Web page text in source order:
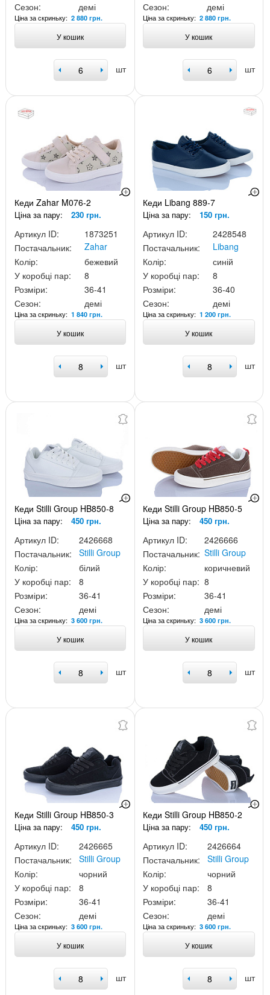
Сезон:
демі
Ціна за скриньку: 2 880 грн.
У кошик
шт
Сезон:
демі
Ціна за скриньку:2 880 грн.
У кошик
шт
Кеди Zahar M076-2
Ціна за пару: 230 грн.
Артикул ID:
1873251
Постачальник:
Zahar
Колір:
бежевий
У коробці пар:
8
Розміри:
36-41
Сезон:
демі
Ціна за скриньку: 1 840 грн.
У кошик
шт
Кеди Libang 889-7
Ціна за пару: 150 грн.
Артикул ID:
2428548
Постачальник:
Libang
Колір:
синій
У коробці пар:
8
Розміри:
36-40
Сезон:
демі
Ціна за скриньку:1 200 грн.
У кошик
шт
Кеди Stilli Group HB850-8
Ціна за пару: 450 грн.
Артикул ID:
2426668
Постачальник:
Stilli Group
Колір:
білий
У коробці пар:
8
Розміри:
36-41
Сезон:
демі
Ціна за скриньку: 3 600 грн.
У кошик
шт
Кеди Stilli Group HB850-5
Ціна за пару: 450 грн.
Артикул ID:
2426666
Постачальник: Stilli Group
Колір:
коричневий
У коробці пар: 8
Розміри:
36-41
Сезон:
демі
Ціна за скриньку:3 600 грн.
У кошик
шт
Кеди Stilli Group HB850-3
Ціна за пару: 450 грн.
Артикул ID:
2426665
Постачальник:
Stilli Group
Колір:
чорний
У коробці пар:
8
Розміри:
36-41
Сезон:
демі
Ціна за скриньку: 3 600 грн.
У кошик
шт
Кеди Stilli Group HB850-2
Ціна за пару: 450 грн.
Артикул ID:
2426664
Постачальник:
Stilli Group
Колір:
чорний
У коробці пар:
8
Розміри:
36-41
Сезон:
демі
Ціна за скриньку:3 600 грн.
У кошик
шт